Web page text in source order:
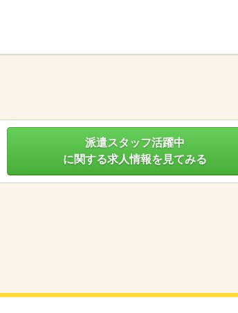
派遣スタッフ活躍中
に関する求人情報を見てみる